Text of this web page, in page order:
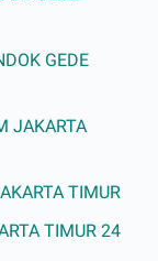
GEDE
JAKARTA
TIMUR
TIMUR 24